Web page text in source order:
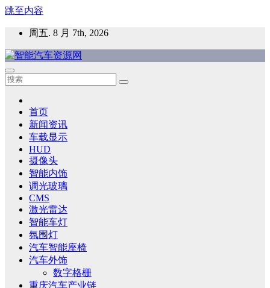
跳至内容
周五. 8 月 7th, 2026
智能汽车资源网
智能表面，智能内饰，新能源汽车，HMI，人车交互，智能车
首页
新闻资讯
车载显示
HUD
摄像头
智能内饰
调光玻璃
CMS
激光雷达
智能车灯
氛围灯
汽车智能座椅
汽车外饰
数字格栅
重庆汽车产业链